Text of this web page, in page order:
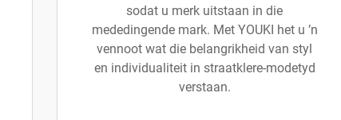
sodat u merk uitstaan in die
mededingende mark. Met YOUKI het u ’n
vennoot wat die belangrikheid van styl
en individualiteit in straatklere-modetyd
verstaan.